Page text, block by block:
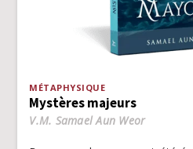
MÉTAPHYSIQUE
Mystères majeurs
V.M. Samael Aun Weor